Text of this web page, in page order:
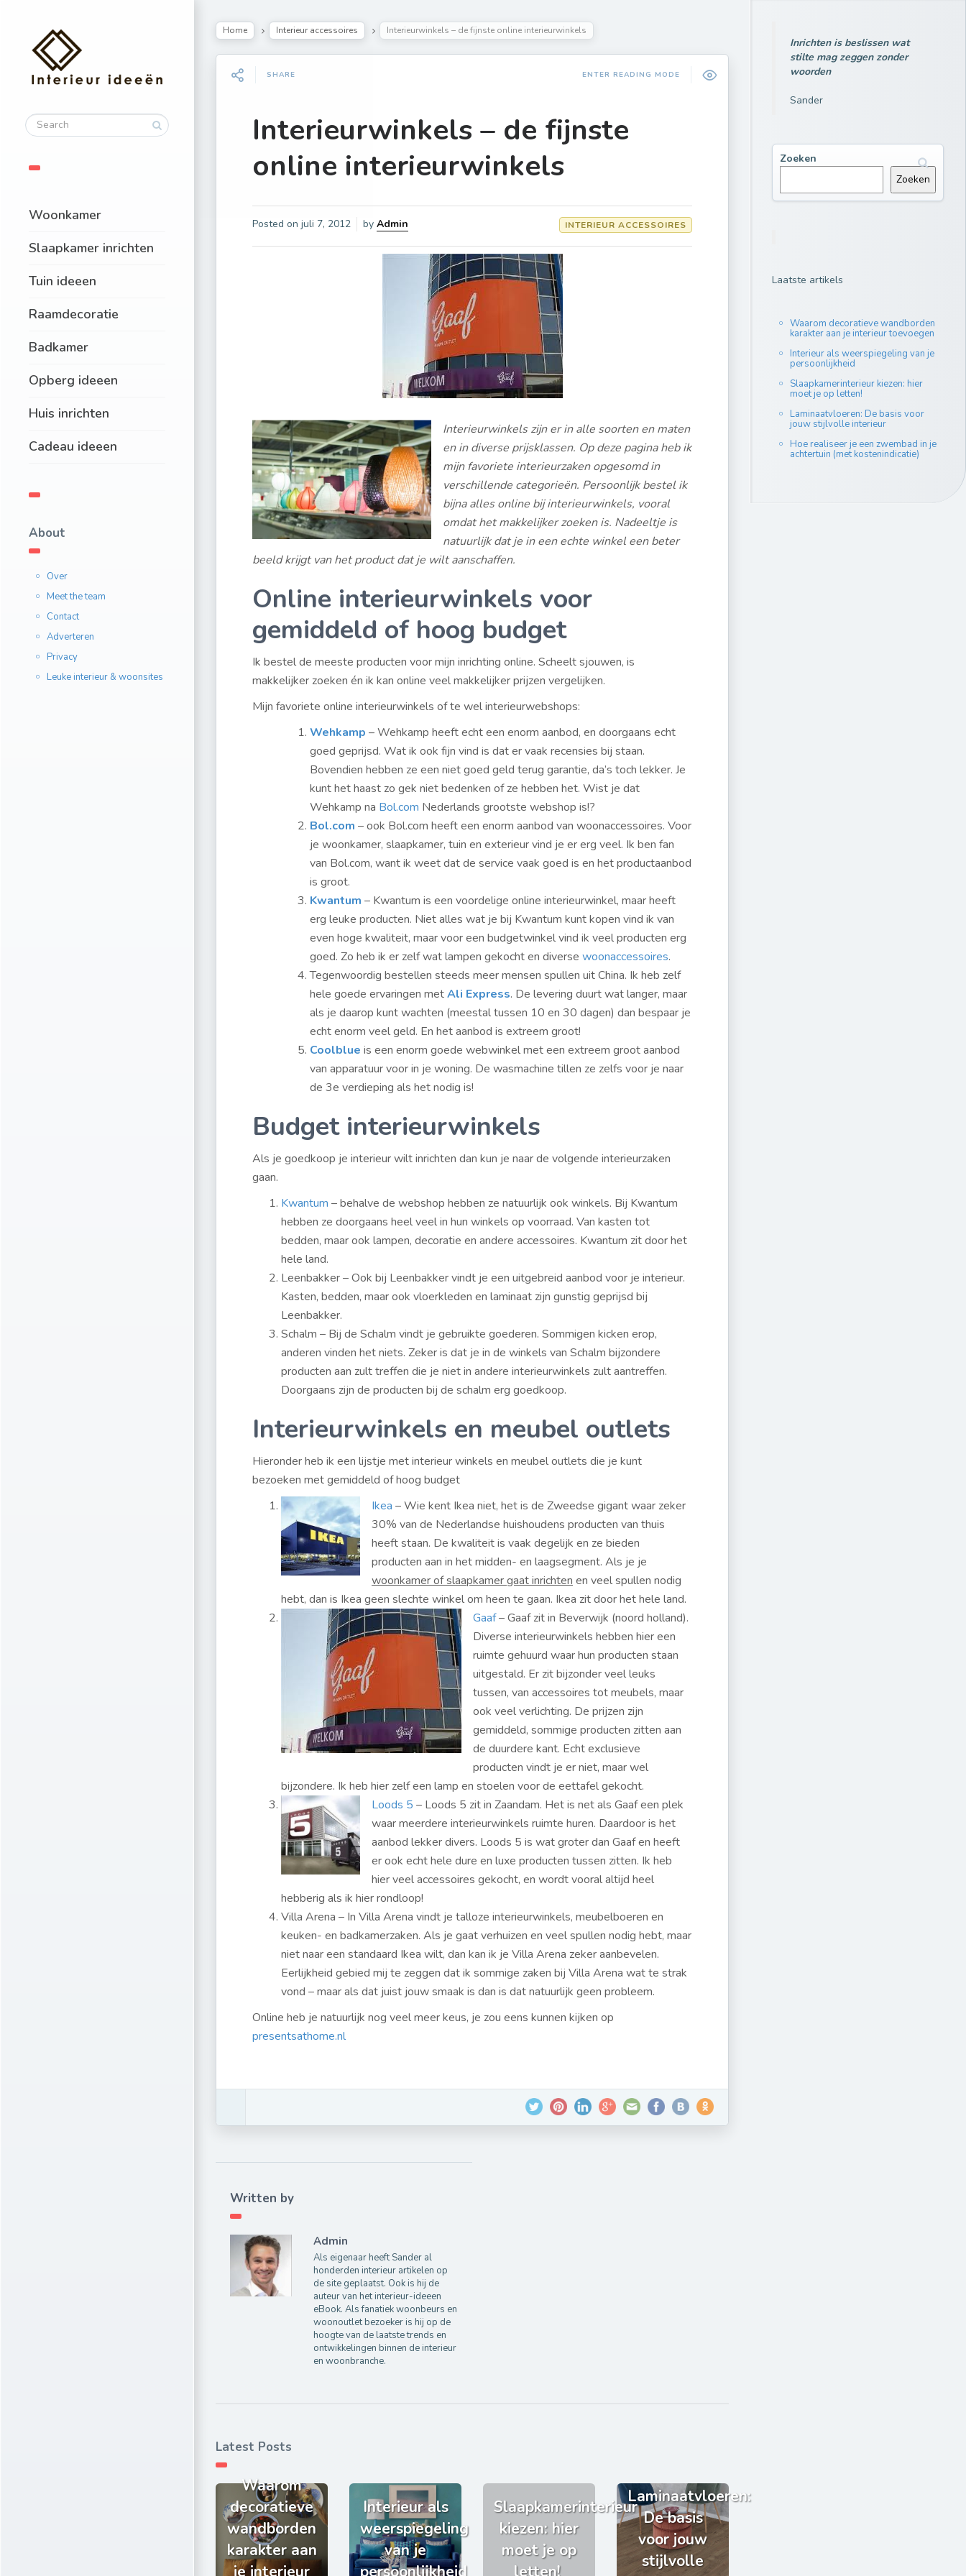
Woonkamer
Slaapkamer inrichten
Tuin ideeen
Raamdecoratie
Badkamer
Opberg ideeen
Huis inrichten
Cadeau ideeen
About
Over
Meet the team
Contact
Adverteren
Privacy
Leuke interieur & woonsites
Home Interieur accessoires Interieurwinkels – de fijnste online interieurwinkels
SHARE ENTER READING MODE
Interieurwinkels – de fijnste
online interieurwinkels
Posted on juli 7, 2012 by Admin INTERIEUR ACCESSOIRES
Interieurwinkels zijn er in alle soorten en maten
en in diverse prijsklassen. Op deze pagina heb ik
mijn favoriete interieurzaken opgesomd in
verschillende categorieën. Persoonlijk bestel ik
bijna alles online bij interieurwinkels, vooral
omdat het makkelijker zoeken is. Nadeeltje is
natuurlijk dat je in een echte winkel een beter
beeld krijgt van het product dat je wilt aanschaffen.
Online interieurwinkels voor
gemiddeld of hoog budget
Ik bestel de meeste producten voor mijn inrichting online. Scheelt sjouwen, is
makkelijker zoeken én ik kan online veel makkelijker prijzen vergelijken.
Mijn favoriete online interieurwinkels of te wel interieurwebshops:
Wehkamp – Wehkamp heeft echt een enorm aanbod, en doorgaans echt
goed geprijsd. Wat ik ook fijn vind is dat er vaak recensies bij staan.
Bovendien hebben ze een niet goed geld terug garantie, da’s toch lekker. Je
kunt het haast zo gek niet bedenken of ze hebben het. Wist je dat
Wehkamp na Bol.com Nederlands grootste webshop is!?
Bol.com – ook Bol.com heeft een enorm aanbod van woonaccessoires. Voor
je woonkamer, slaapkamer, tuin en exterieur vind je er erg veel. Ik ben fan
van Bol.com, want ik weet dat de service vaak goed is en het productaanbod
is groot.
Kwantum – Kwantum is een voordelige online interieurwinkel, maar heeft
erg leuke producten. Niet alles wat je bij Kwantum kunt kopen vind ik van
even hoge kwaliteit, maar voor een budgetwinkel vind ik veel producten erg
goed. Zo heb ik er zelf wat lampen gekocht en diverse woonaccessoires.
Tegenwoordig bestellen steeds meer mensen spullen uit China. Ik heb zelf
hele goede ervaringen metAli Express. De levering duurt wat langer, maar
als je daarop kunt wachten (meestal tussen 10 en 30 dagen) dan bespaar je
echt enorm veel geld. En het aanbod is extreem groot!
Coolblue is een enorm goede webwinkel met een extreem groot aanbod
van apparatuur voor in je woning. De wasmachine tillen ze zelfs voor je naar
de 3e verdieping als het nodig is!
Budget interieurwinkels
Als je goedkoop je interieur wilt inrichten dan kun je naar de volgende interieurzaken
gaan.
Kwantum – behalve de webshop hebben ze natuurlijk ook winkels. Bij Kwantum
hebben ze doorgaans heel veel in hun winkels op voorraad. Van kasten tot
bedden, maar ook lampen, decoratie en andere accessoires. Kwantum zit door het
hele land.
Leenbakker – Ook bij Leenbakker vindt je een uitgebreid aanbod voor je interieur.
Kasten, bedden, maar ook vloerkleden en laminaat zijn gunstig geprijsd bij
Leenbakker.
Schalm – Bij de Schalm vindt je gebruikte goederen. Sommigen kicken erop,
anderen vinden het niets. Zeker is dat je in de winkels van Schalm bijzondere
producten aan zult treffen die je niet in andere interieurwinkels zult aantreffen.
Doorgaans zijn de producten bij de schalm erg goedkoop.
Interieurwinkels en meubel outlets
Hieronder heb ik een lijstje met interieur winkels en meubel outlets die je kunt
bezoeken met gemiddeld of hoog budget
Ikea – Wie kent Ikea niet, het is de Zweedse gigant waar zeker
30% van de Nederlandse huishoudens producten van thuis
heeft staan. De kwaliteit is vaak degelijk en ze bieden
producten aan in het midden- en laagsegment. Als je je
woonkamer of slaapkamer gaat inrichten en veel spullen nodig
hebt, dan is Ikea geen slechte winkel om heen te gaan. Ikea zit door het hele land.
Gaaf– Gaaf zit in Beverwijk (noord holland).
Diverse interieurwinkels hebben hier een
ruimte gehuurd waar hun producten staan
uitgestald. Er zit bijzonder veel leuks
tussen, van accessoires tot meubels, maar
ook veel verlichting. De prijzen zijn
gemiddeld, sommige producten zitten aan
de duurdere kant. Echt exclusieve
producten vindt je er niet, maar wel
bijzondere. Ik heb hier zelf een lamp en stoelen voor de eettafel gekocht.
Loods 5 – Loods 5 zit in Zaandam. Het is net als Gaaf een plek
waar meerdere interieurwinkels ruimte huren. Daardoor is het
aanbod lekker divers. Loods 5 is wat groter dan Gaaf en heeft
er ook echt hele dure en luxe producten tussen zitten. Ik heb
hier veel accessoires gekocht, en wordt vooral altijd heel
hebberig als ik hier rondloop!
Villa Arena – In Villa Arena vindt je talloze interieurwinkels, meubelboeren en
keuken- en badkamerzaken. Als je gaat verhuizen en veel spullen nodig hebt, maar
niet naar een standaard Ikea wilt, dan kan ik je Villa Arena zeker aanbevelen.
Eerlijkheid gebied mij te zeggen dat ik sommige zaken bij Villa Arena wat te strak
vond – maar als dat juist jouw smaak is dan is dat natuurlijk geen probleem.
Online heb je natuurlijk nog veel meer keus, je zou eens kunnen kijken op
presentsathome.nl
Written by
Admin
Als eigenaar heeft Sander al
honderden interieur artikelen op
de site geplaatst. Ook is hij de
auteur van het interieur-ideeen
eBook. Als fanatiek woonbeurs en
woonoutlet bezoeker is hij op de
hoogte van de laatste trends en
ontwikkelingen binnen de interieur
en woonbranche.
Latest Posts
Waarom
decoratieve
wandborden
karakter aan
je interieur
Interieur als
weerspiegeling
van je
persoonlijkheid
Slaapkamerinterieur
kiezen: hier
moet je op
letten!
Laminaatvloeren:
De basis
voor jouw
stijlvolle
Inrichten is beslissen wat
stilte mag zeggen zonder
woorden
Sander
Zoeken
Zoeken
Laatste artikels
Waarom decoratieve wandborden
karakter aan je interieur toevoegen
Interieur als weerspiegeling van je
persoonlijkheid
Slaapkamerinterieur kiezen: hier
moet je op letten!
Laminaatvloeren: De basis voor
jouw stijlvolle interieur
Hoe realiseer je een zwembad in je
achtertuin (met kostenindicatie)